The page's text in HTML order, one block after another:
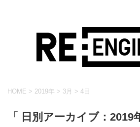
HOME > 2019年 > 3月 > 4日
「 日別アーカイブ：2019